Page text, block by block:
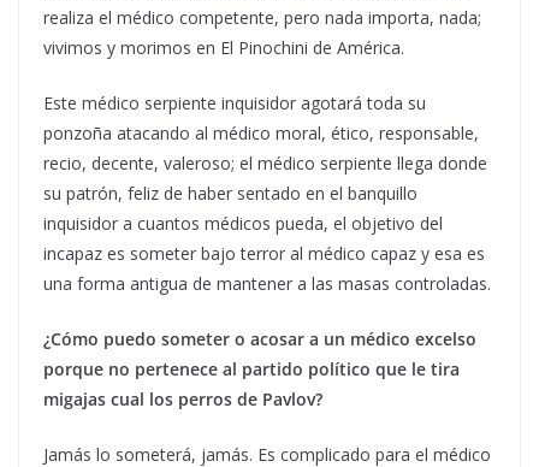
realiza el médico competente, pero nada importa, nada;
vivimos y morimos en El Pinochini de América.
Este médico serpiente inquisidor agotará toda su
ponzoña atacando al médico moral, ético, responsable,
recio, decente, valeroso; el médico serpiente llega donde
su patrón, feliz de haber sentado en el banquillo
inquisidor a cuantos médicos pueda, el objetivo del
incapaz es someter bajo terror al médico capaz y esa es
una forma antigua de mantener a las masas controladas.
¿Cómo puedo someter o acosar a un médico excelso
porque no pertenece al partido político que le tira
migajas cual los perros de Pavlov?
Jamás lo someterá, jamás. Es complicado para el médico